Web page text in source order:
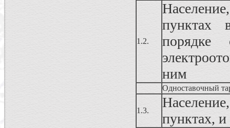
1.2.
пунктах
порядке
ним
Одноставочный
1.3.
пунктах,